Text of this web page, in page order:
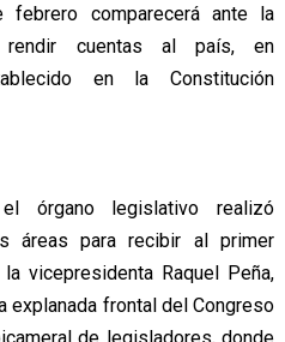
comparecerá ante la
rendir cuentas al país, en
en la Constitución
órgano legislativo realizó
áreas para recibir al primer
vicepresidenta Raquel Peña,
explanada frontal del Congreso